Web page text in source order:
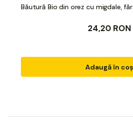
Băutură Bio din orez cu migdale,
24,20 RON
Adaugă în coș